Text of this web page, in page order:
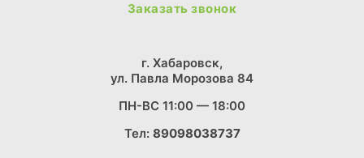
Заказать звонок
г. Хабаровск,
ул. Павла Морозова 84
ПН-ВС 11:00 — 18:00
Тел: 89098038737